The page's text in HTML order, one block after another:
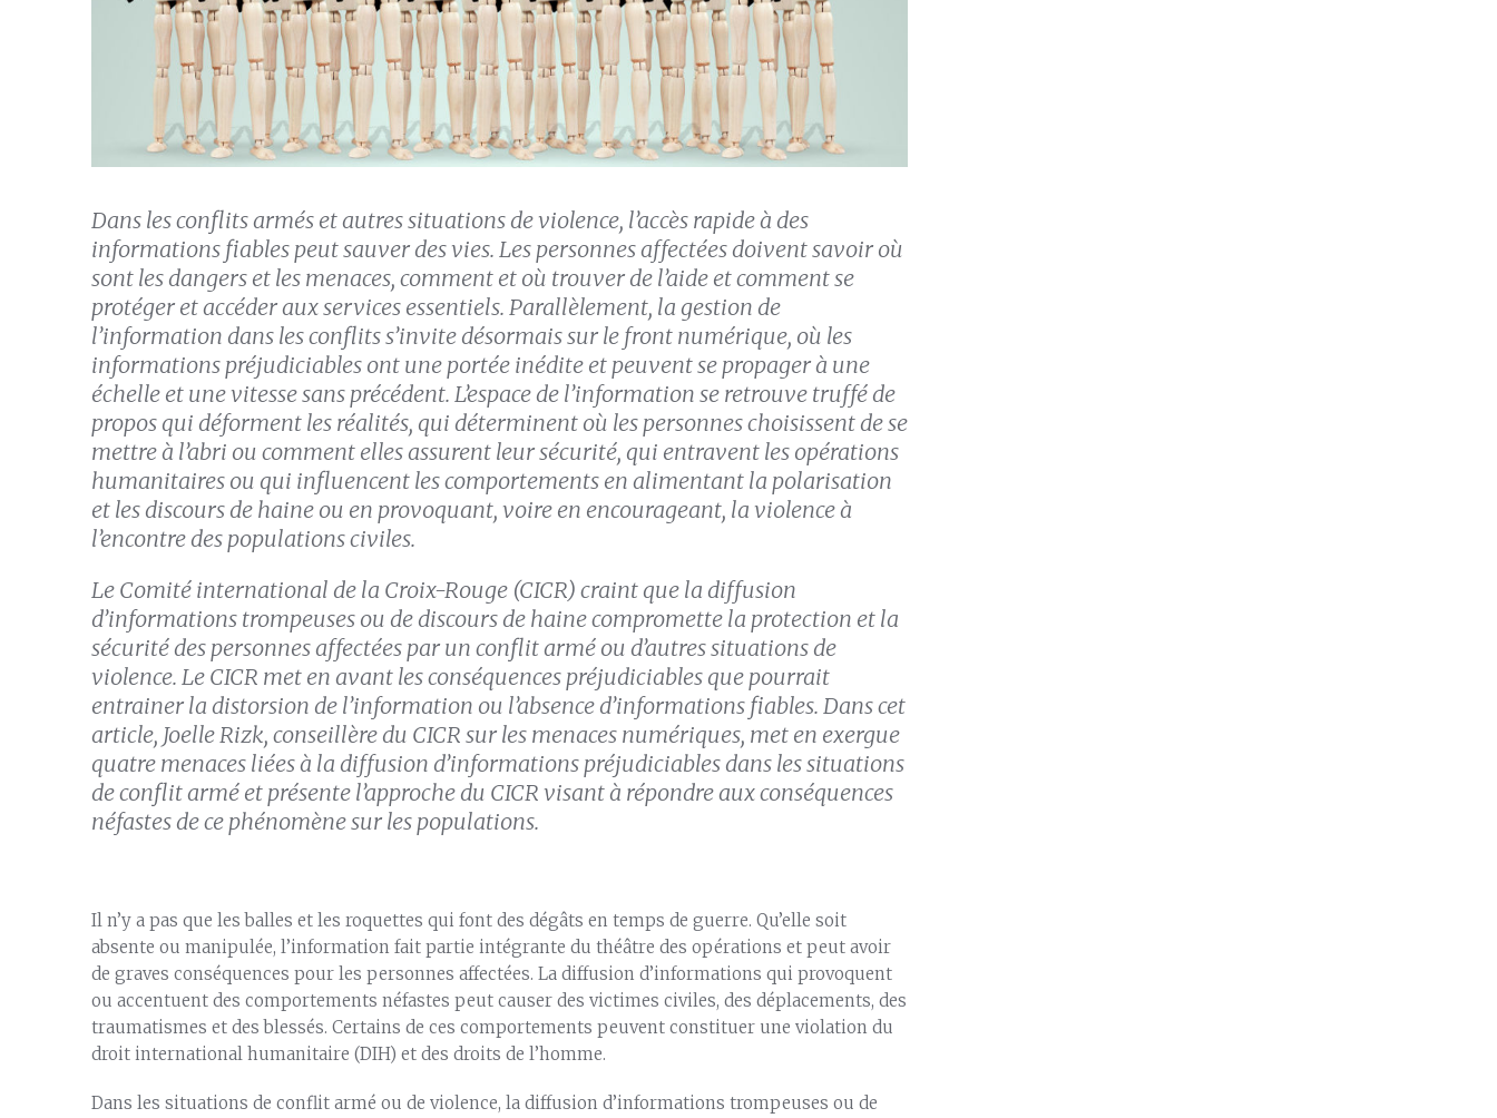
Dans les conflits armés et autres situations de violence, l’accès rapide à des
informations fiables peut sauver des vies. Les personnes affectées doivent savoir où
sont les dangers et les menaces, comment et où trouver de l’aide et comment se
protéger et accéder aux services essentiels. Parallèlement, la gestion de
l’information dans les conflits s’invite désormais sur le front numérique, où les
informations préjudiciables ont une portée inédite et peuvent se propager à une
échelle et une vitesse sans précédent. L’espace de l’information se retrouve truffé de
propos qui déforment les réalités, qui déterminent où les personnes choisissent de se
mettre à l’abri ou comment elles assurent leur sécurité, qui entravent les opérations
humanitaires ou qui influencent les comportements en alimentant la polarisation
et les discours de haine ou en provoquant, voire en encourageant, la violence à
l’encontre des populations civiles.
Le Comité international de la Croix-Rouge (CICR) craint que la diffusion
d’informations trompeuses ou de discours de haine compromette la protection et la
sécurité des personnes affectées par un conflit armé ou d’autres situations de
violence. Le CICR met en avant les conséquences préjudiciables que pourrait
entrainer la distorsion de l’information ou l’absence d’informations fiables. Dans cet
article, Joelle Rizk, conseillère du CICR sur les menaces numériques, met en exergue
quatre menaces liées à la diffusion d’informations préjudiciables dans les situations
de conflit armé et présente l’approche du CICR visant à répondre aux conséquences
néfastes de ce phénomène sur les populations.
Il n’y a pas que les balles et les roquettes qui font des dégâts en temps de guerre. Qu’elle soit
absente ou manipulée, l’information fait partie intégrante du théâtre des opérations et peut avoir
de graves conséquences pour les personnes affectées. La diffusion d’informations qui provoquent
ou accentuent des comportements néfastes peut causer des victimes civiles, des déplacements, des
traumatismes et des blessés. Certains de ces comportements peuvent constituer une violation du
droit international humanitaire (DIH) et des droits de l’homme.
Dans les situations de conflit armé ou de violence, la diffusion d’informations trompeuses ou de